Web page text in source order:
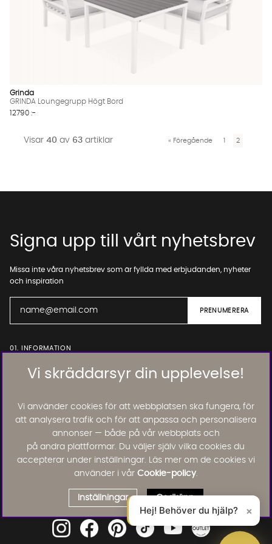
Grinda
GRINDA Loungegrupp Högt Bord
12790 :-
Visar 40 av 63artiklar « Föregående 1 2
Vi skräddarsyr din upplevelse!
Vi använder cookies för att webbplatsen ska fungera, för
att analysera trafik och för att anpassa och personalisera
annonser — både på vår webbplats och
på andra plattformar. Du väljer själv vilka cookies du
accepterar under inställningar. Läs mer om de cookies vi
använder i vår Cookie-policy.
Inställningar Godkänn
Signa upp till vårt nyhetsbrev
Missa inte våra nyhetsbrev som är fyllda med erbjudanden, nyheter
och inspiration
01. INFORMATION
Läs och lämna kundomdömen:
Hej! Behöver du hjälp? ×